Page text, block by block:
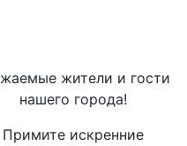
жители и гости
нашего города!
Примите искренние